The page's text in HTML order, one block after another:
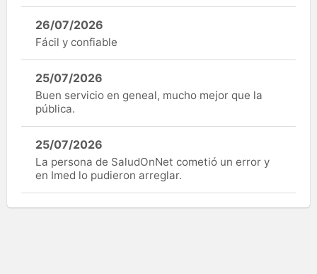
26/07/2026
Fácil y confiable
25/07/2026
Buen servicio en geneal, mucho mejor que la
pública.
25/07/2026
La persona de SaludOnNet cometió un error y
en Imed lo pudieron arreglar.